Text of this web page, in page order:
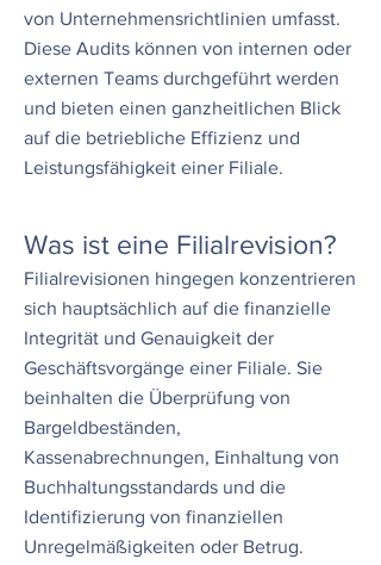
von Unternehmensrichtlinien umfasst.
Diese Audits können von internen oder
externen Teams durchgeführt werden
und bieten einen ganzheitlichen Blick
auf die betriebliche Effizienz und
Leistungsfähigkeit einer Filiale.
Was ist eine Filialrevision?
Filialrevisionen hingegen konzentrieren
sich hauptsächlich auf die finanzielle
Integrität und Genauigkeit der
Geschäftsvorgänge einer Filiale. Sie
beinhalten die Überprüfung von
Bargeldbeständen,
Kassenabrechnungen, Einhaltung von
Buchhaltungsstandards und die
Identifizierung von finanziellen
Unregelmäßigkeiten oder Betrug.